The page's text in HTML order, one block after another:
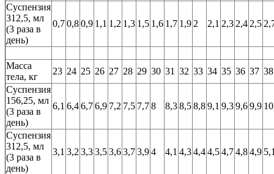
Суспензия
312,5, мл
(3 раза в
день)
0,70,80,9 1,1 1,2 1,3 1,5 1,6 1,7 1,9 2 2,1 2,3 2,4 2,5
Масса
тела, кг
23 24 25 26 27 28 29 30 31 32 33 34 35 36 37 38
Суспензия
156,25, мл
(3 раза в
день)
6,1 6,46,76,9 7,2 7,5 7,78 8,38,58,89,1 9,39,69,9
Суспензия
312,5, мл
(3 раза в
день)
3,1 3,2 3,33,53,63,73,94 4,1 4,34,44,54,74,84,9